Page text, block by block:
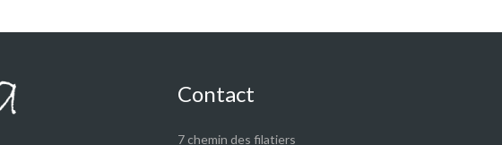
Contact
7 chemin des filatiers